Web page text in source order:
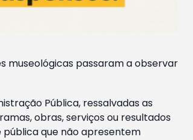
museológicas passaram a observar
Pública, ressalvadas as
obras, serviços ou resultados
que não apresentem